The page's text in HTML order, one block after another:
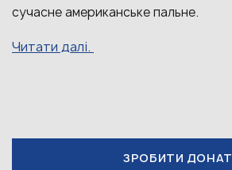
сучасне американське пальне.
Читати далі.
ЗРОБИТИ ДОНАТ